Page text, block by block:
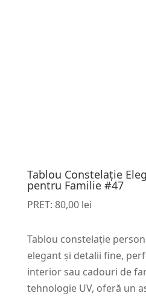
Tablou Constelație
pentru Familie #47
PRET: 80,00 lei
Tablou constelație
elegant și detalii fine,
interior sau cadouri de
tehnologie UV, oferă un